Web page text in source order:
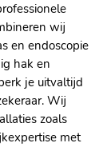
wij
en endoscopie
hak en
je uitvaltijd
Wij
zoals
met